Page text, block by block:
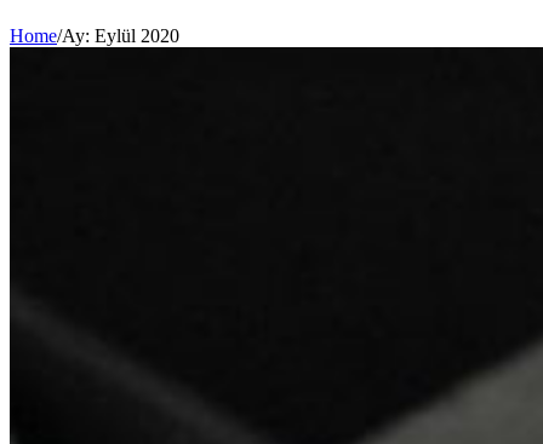
Home/Ay: Eylül 2020